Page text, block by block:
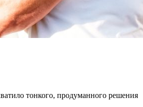
тонкого, продуманного решения